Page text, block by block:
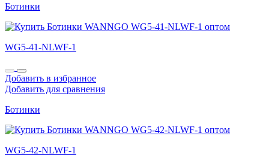
Ботинки
WG5-41-NLWF-1
Добавить в избранное
Добавить для сравнения
Ботинки
WG5-42-NLWF-1